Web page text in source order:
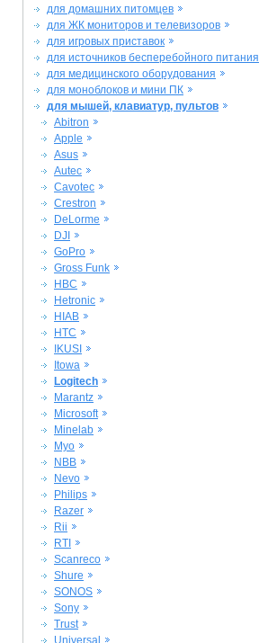
для домашних питомцев
для ЖК мониторов и телевизоров
для игровых приставок
для источников бесперебойного питания
для медицинского оборудования
для моноблоков и мини ПК
для мышей, клавиатур, пультов
Abitron
Apple
Asus
Autec
Cavotec
Crestron
DeLorme
DJI
GoPro
Gross Funk
HBC
Hetronic
HIAB
HTC
IKUSI
Itowa
Logitech
Marantz
Microsoft
Minelab
Myo
NBB
Nevo
Philips
Razer
Rii
RTI
Scanreco
Shure
SONOS
Sony
Trust
Universal